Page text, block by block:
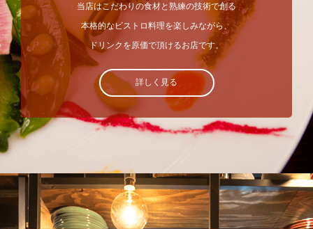
当店はこだわりの食材と熟練の技術で創る
本格的なビストロ料理を楽しみながら、
ドリンクを原価で頂けるお店です。
詳しく見る